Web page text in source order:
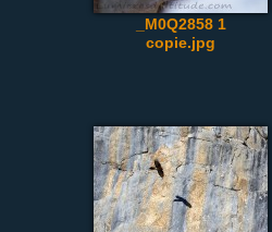
_M0Q2858 1
copie.jpg